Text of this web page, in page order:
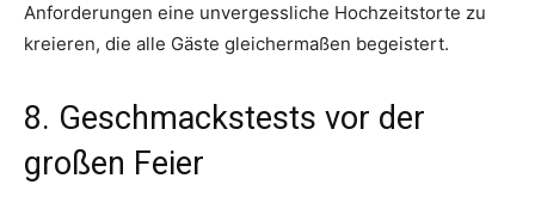
Anforderungen eine unvergessliche Hochzeitstorte zu
kreieren, die alle Gäste gleichermaßen begeistert.
8. Geschmackstests vor der
großen Feier